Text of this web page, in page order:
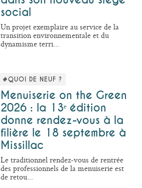
social
Un projet exemplaire au service de la
transition environnementale et du
dynamisme terri...
#QUOI DE NEUF ?
Menuiserie on the Green
2026 : la 13ᵉ édition
donne rendez-vous à la
filière le 18 septembre à
Missillac
Le traditionnel rendez-vous de rentrée
des professionnels de la menuiserie est
de retou...